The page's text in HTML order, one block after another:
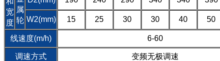
宽
度
属
轮 W2(mm) 15 25 30 30 40 50
线速度(m/h) 6-60
调速方式 变频无极调速